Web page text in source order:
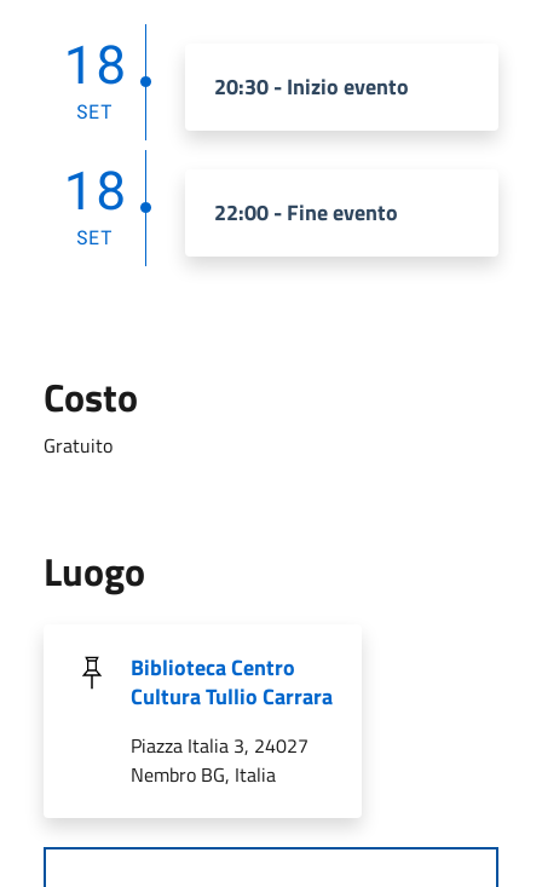
18
SET
20:30 - Inizio evento
18
SET
22:00 - Fine evento
Costo
Gratuito
Luogo
Biblioteca Centro
Cultura Tullio Carrara
Piazza Italia 3, 24027
Nembro BG, Italia